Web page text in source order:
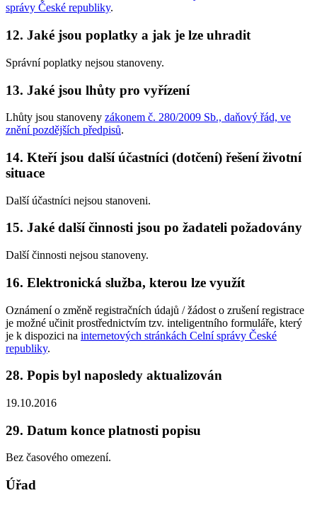
správy České republiky.
12. Jaké jsou poplatky a jak je lze uhradit
Správní poplatky nejsou stanoveny.
13. Jaké jsou lhůty pro vyřízení
Lhůty jsou stanoveny zákonem č. 280/2009 Sb., daňový řád, ve
znění pozdějších předpisů.
14. Kteří jsou další účastníci (dotčení) řešení životní
situace
Další účastníci nejsou stanoveni.
15. Jaké další činnosti jsou po žadateli požadovány
Další činnosti nejsou stanoveny.
16. Elektronická služba, kterou lze využít
Oznámení o změně registračních údajů / žádost o zrušení registrace
je možné učinit prostřednictvím tzv. inteligentního formuláře, který
je k dispozici na internetových stránkách Celní správy České
republiky.
28. Popis byl naposledy aktualizován
19.10.2016
29. Datum konce platnosti popisu
Bez časového omezení.
Úřad